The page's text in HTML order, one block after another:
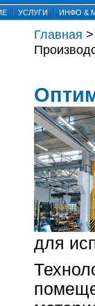
УСЛУГИ ИНФО &
Главная
для